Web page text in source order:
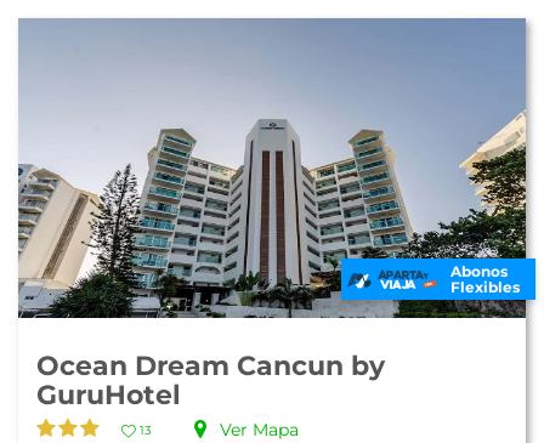
Abonos
Flexibles
Ocean Dream Cancun by
GuruHotel
13
Ver Mapa